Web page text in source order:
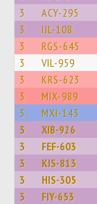
3 ACY-295
3 IJL-108
3 RGS-645
3 VIL-959
3 KRS-623
3 MIX-989
3 MXI-143
3 XIB-926
3 FEF-603
3 KIS-813
3 HIS-305
3 FIY-653